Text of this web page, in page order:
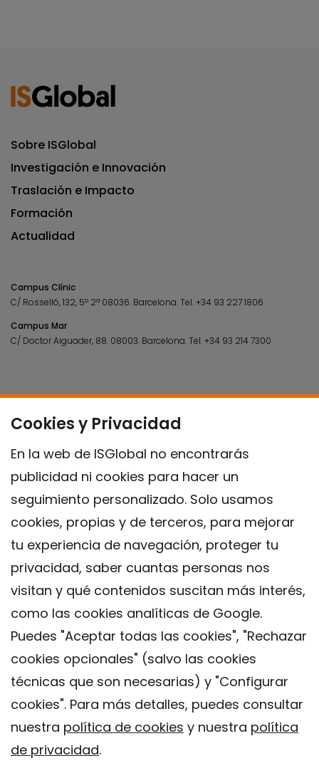
Cookies y Privacidad
En la web de ISGlobal no encontrarás
publicidad ni cookies para hacer un
seguimiento personalizado. Solo usamos
cookies, propias y de terceros, para mejorar
tu experiencia de navegación, proteger tu
privacidad, saber cuantas personas nos
visitan y qué contenidos suscitan más interés,
como las cookies analíticas de Google.
Puedes "Aceptar todas las cookies", "Rechazar
cookies opcionales" (salvo las cookies
técnicas que son necesarias) y "Configurar
cookies". Para más detalles, puedes consultar
nuestra política de cookies y nuestra política
de privacidad.
Sobre ISGlobal
Investigación e Innovación
Traslación e Impacto
Formación
Actualidad
Campus Clínic
C/ Rosselló, 132, 5º 2ª 08036. Barcelona.Tel.+34 93 227 1806
Campus Mar
C/ Doctor Aiguader, 88. 08003. Barcelona.Tel.+34 93 214 7300
Contacto
Política de privacidad
Política de Cookies